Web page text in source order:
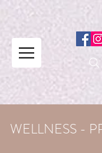
WELLNESS -